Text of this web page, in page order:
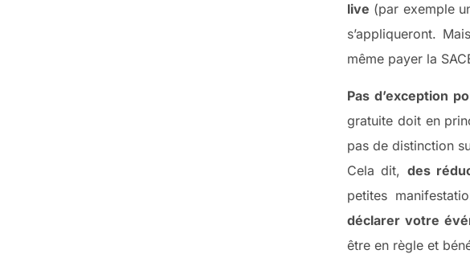
live (par exemple
s’appliqueront.
même payer la
Pas d’exception
gratuite doit en
pas de distinction
Cela dit, des
petites
déclarer votre
être en règle et